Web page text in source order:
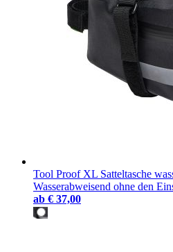
Tool Proof XL Satteltasche
Wasserabweisend ohne den
ab € 37,00